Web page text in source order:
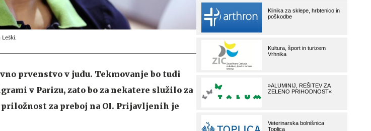
prvenstvo v judu. Tekmovanje bo tudi
v Parizu, zato bo za nekatere služilo za
za preboj na OI. Prijavljenih je